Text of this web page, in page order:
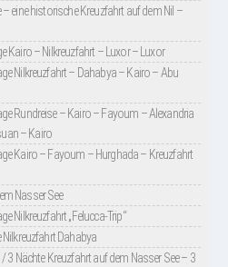
– eine historische Kreuzfahrt auf dem Nil –
Kairo – Nilkreuzfahrt – Luxor – Luxor
Nilkreuzfahrt – Dahabya – Kairo – Abu
Rundreise – Kairo – Fayoum – Alexandria
– Kairo
Kairo – Fayoum – Hurghada – Kreuzfahrt
Nasser See
Nilkreuzfahrt „Felucca-Trip“
Nilkreuzfahrt Dahabya
3 Nächte Kreuzfahrt auf dem Nasser See – 3